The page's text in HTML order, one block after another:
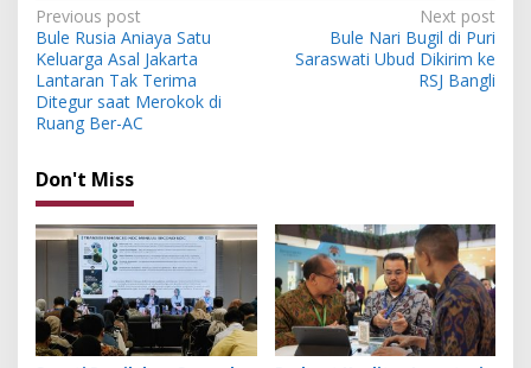
P
o
s
t
a
v
i
g
a
t
Previous post
Bule Rusia Aniaya Satu
Keluarga Asal Jakarta
Lantaran Tak Terima
Ditegur saat Merokok di
Ruang Ber-AC
Next post
Bule Nari Bugil di Puri
Saraswati Ubud Dikirim ke
RSJ Bangli
Don't Miss